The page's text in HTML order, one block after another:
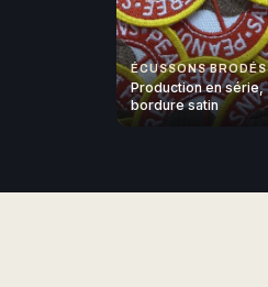
ÉCUSSONS BRODÉS
Production en série,
bordure satin